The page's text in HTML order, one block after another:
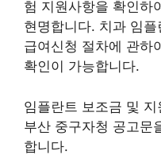
험 지원사항을 확인하
현명합니다. 치과 임
급여신청 절차에 관하
확인이 가능합니다.
임플란트 보조금 및
부산 중구자청 공고문
합니다.